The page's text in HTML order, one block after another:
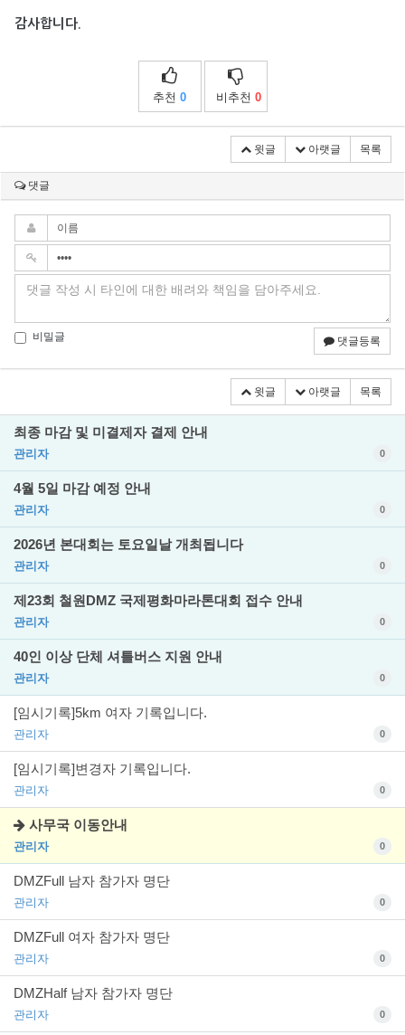
감사합니다.
추천 0 비추천 0
윗글 아랫글 목록
댓글
비밀글 댓글등록
윗글 아랫글 목록
최종 마감 및 미결제자 결제 안내
관리자 0
4월 5일 마감 예정 안내
관리자 0
2026년 본대회는 토요일날 개최됩니다
관리자 0
제23회 철원DMZ 국제평화마라톤대회 접수 안내
관리자 0
40인 이상 단체 셔틀버스 지원 안내
관리자 0
[임시기록]5km 여자 기록입니다.
관리자 0
[임시기록]변경자 기록입니다.
관리자 0
사무국 이동안내
관리자 0
DMZFull 남자 참가자 명단
관리자 0
DMZFull 여자 참가자 명단
관리자 0
DMZHalf 남자 참가자 명단
관리자 0